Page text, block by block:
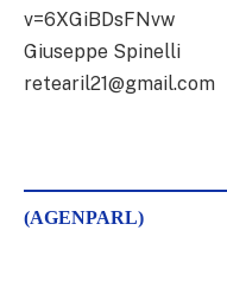
v=6XGiBDsFNvw
Giuseppe Spinelli
retearil21@gmail.com
(AGENPARL)